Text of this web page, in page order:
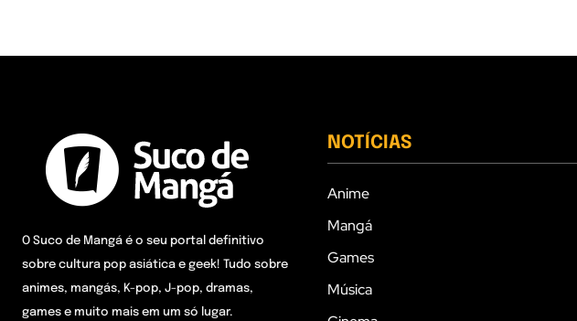
O Suco de Mangá é o seu portal definitivo
sobre cultura pop asiática e geek! Tudo sobre
animes, mangás, K-pop, J-pop, dramas,
games e muito mais em um só lugar.
NOTÍCIAS
Anime
Mangá
Games
Música